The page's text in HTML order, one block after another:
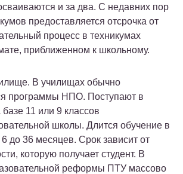
и за два. С недавних пор
предоставляется отсрочка от
процесс в техникумах
приближенном к школьному.
В училищах обычно
программы НПО. Поступают в
11 или 9 классов
школы. Длится обучение в
до 36 месяцев. Срок зависит от
которую получает студент. В
реформы ПТУ массово